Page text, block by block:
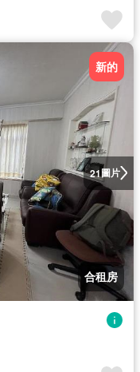
21圖片
新的
合租房